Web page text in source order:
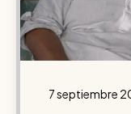
7 septiembre